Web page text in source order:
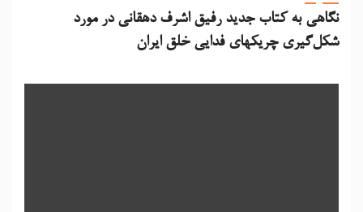
نگاهی به کتاب جدید رفیق اشرف دهقانی در مورد
شکل‌گیری چریکهای فدایی خلق ایران